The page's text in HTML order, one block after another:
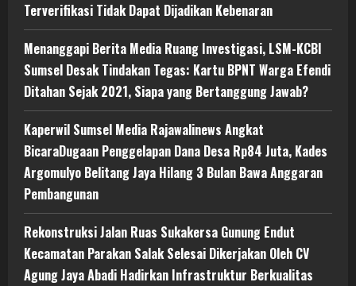
Terverifikasi Tidak Dapat Dijadikan Kebenaran
Menanggapi Berita Media Ruang Investigasi, LSM-KCBI
Sumsel Desak Tindakan Tegas: Kartu BPNT Warga Efendi
Ditahan Sejak 2021, Siapa yang Bertanggung Jawab?
Kaperwil Sumsel Media Rajawalinews Angkat
BicaraDugaan Penggelapan Dana Desa Rp84 Juta, Kades
Argomulyo Belitang Jaya Hilang 3 Bulan Bawa Anggaran
Pembangunan
Rekonstruksi Jalan Ruas Sukakersa Gunung Endut
Kecamatan Parakan Salak Selesai Dikerjakan Oleh CV
Agung Jaya Abadi Hadirkan Infrastruktur Berkualitas